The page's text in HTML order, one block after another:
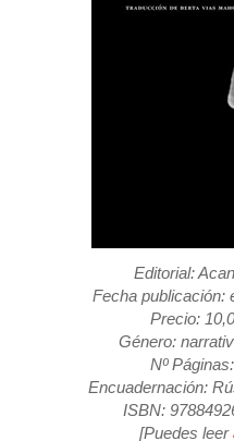
Editorial:
Fecha publicación:
Precio:
Género:
Nº
Encuadernación:
ISBN:
[Puedes leer